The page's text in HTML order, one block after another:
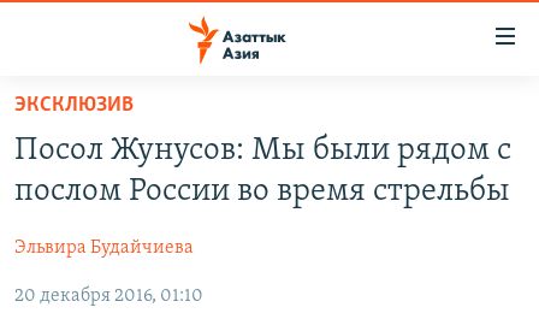
Вернуться
основному
содержанию
навигации
УЗБЕКИСТАН
ТАДЖИКИСТАН
НА ДРУГИХ ЯЗЫКАХ
ҚАЗАҚША
ЭКСКЛЮЗИВ
Посол Жунусов: Мы были рядом с
послом России во время стрельбы
Эльвира Будайчиева
20 декабря 2016, 01:10